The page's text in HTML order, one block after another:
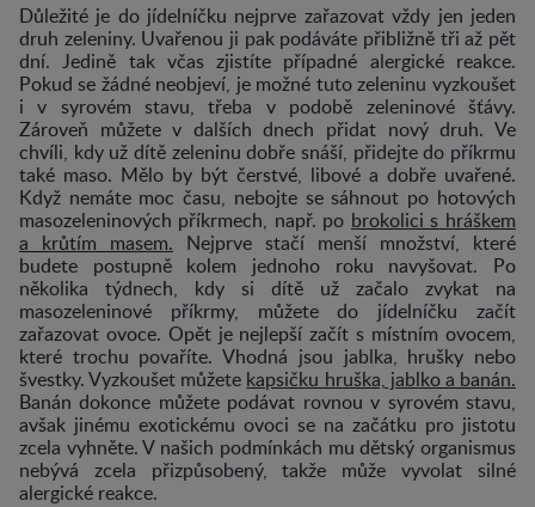
Důležité je do jídelníčku nejprve zařazovat vždy jen jeden
druh zeleniny. Uvařenou ji pak podáváte přibližně tři až pět
dní. Jedině tak včas zjistíte případné alergické reakce.
Pokud se žádné neobjeví, je možné tuto zeleninu vyzkoušet
i v syrovém stavu, třeba v podobě zeleninové šťávy.
Zároveň můžete v dalších dnech přidat nový druh. Ve
chvíli, kdy už dítě zeleninu dobře snáší, přidejte do příkrmu
také maso. Mělo by být čerstvé, libové a dobře uvařené.
Když nemáte moc času, nebojte se sáhnout po hotových
masozeleninových příkrmech, např. po brokolici s hráškem
a krůtím masem. Nejprve stačí menší množství, které
budete postupně kolem jednoho roku navyšovat. Po
několika týdnech, kdy si dítě už začalo zvykat na
masozeleninové příkrmy, můžete do jídelníčku začít
zařazovat ovoce. Opět je nejlepší začít s místním ovocem,
které trochu povaříte. Vhodná jsou jablka, hrušky nebo
švestky. Vyzkoušet můžete kapsičku hruška, jablko a banán.
Banán dokonce můžete podávat rovnou v syrovém stavu,
avšak jinému exotickému ovoci se na začátku pro jistotu
zcela vyhněte. V našich podmínkách mu dětský organismus
nebývá zcela přizpůsobený, takže může vyvolat silné
alergické reakce.